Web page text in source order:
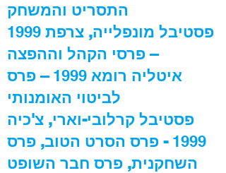
התסריט והמשחק
פסטיבל מונפלייה, צרפת 1999
– פרסי הקהל וההפצה
איטליה רומא 1999– פרס
לביטוי האומנותי
פסטיבל קרלובי-וארי, צ'כיה
1999 - פרס הסרט הטוב, פרס
השחקנית, פרס חבר השופט